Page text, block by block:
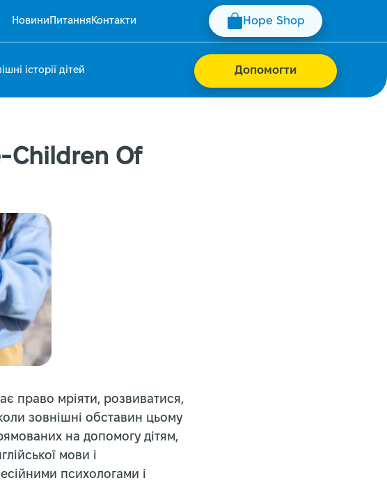
Новини Питання Контакти Hope Shop
історії дітей Допомогти
Children Of
право мріяти, розвиватися,
зовнішні обставин цьому
на допомогу дітям,
мови і
психологами і